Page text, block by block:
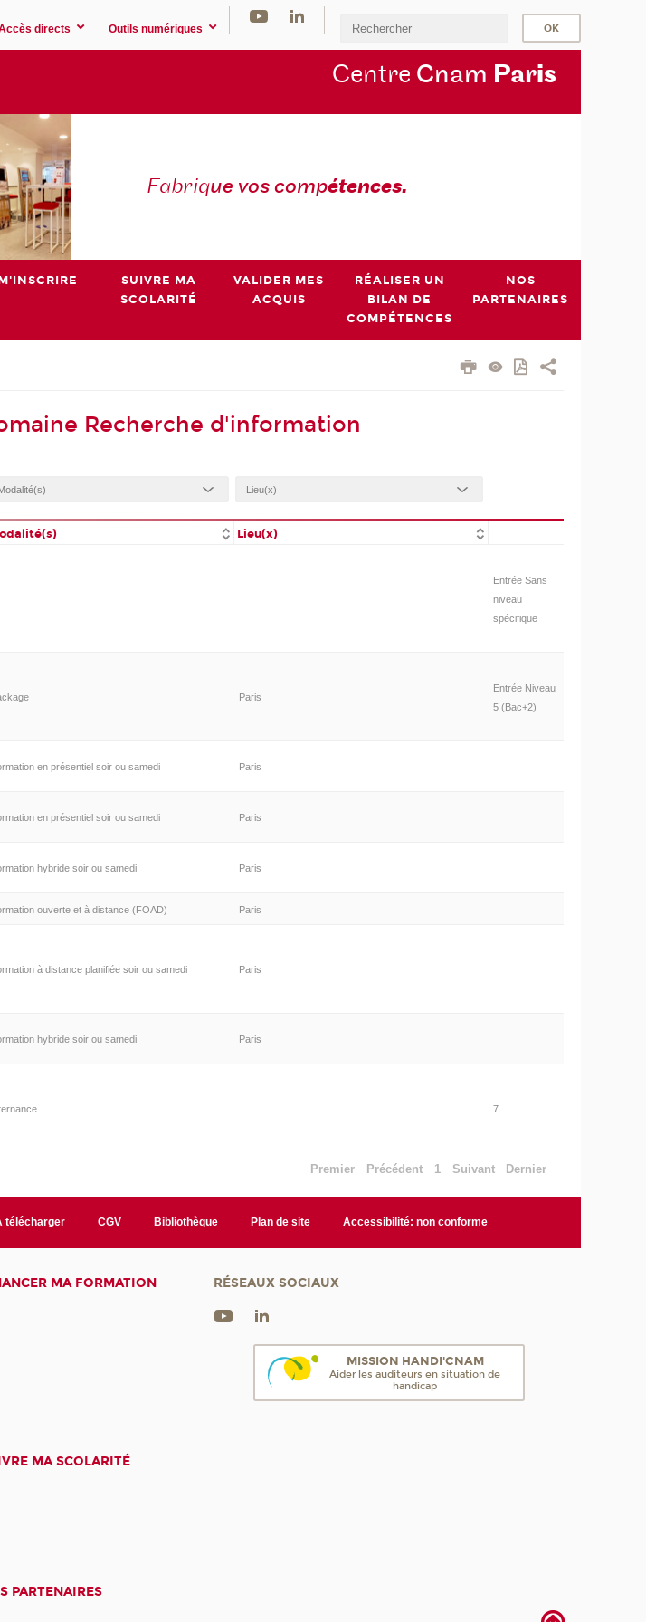
directs Outils numériques
Centre Cnam Paris
Fabrique vos compétences.
SUIVRE MA
SCOLARITÉ
VALIDER MES
ACQUIS
RÉALISER UN
BILAN DE
COMPÉTENCES
NOS
PARTENAIRES
Recherche d'information
Lieu(x)
Entrée Sans
niveau
spécifique
Paris
Entrée Niveau
5 (Bac+2)
en présentiel soir ou samedi Paris
en présentiel soir ou samedi Paris
hybride soir ou samedi Paris
ouverte et à distance (FOAD) Paris
à distance planifiée soir ou samedi Paris
hybride soir ou samedi Paris
7
Premier Précédent 1 Suivant Dernier
télécharger CGV Bibliothèque Plan de site Accessibilité: non conforme
MA FORMATION
MA SCOLARITÉ
PARTENAIRES
RÉSEAUX SOCIAUX
MISSION HANDI'CNAM
Aider les auditeurs en situation de
handicap